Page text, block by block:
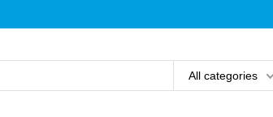
All categories